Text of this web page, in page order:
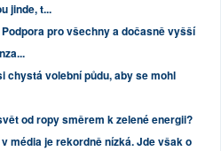
jinde, t...
Podpora pro všechny a dočasně vyšší
chystá volební půdu, aby se mohl
od ropy směrem k zelené energii?
média je rekordně nízká. Jde však o